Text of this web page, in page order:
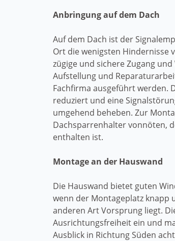
Anbringung auf dem Dach
Auf dem Dach ist der
Ort die wenigsten Hindernisse
zügige und sichere Zugang
Aufstellung und
Fachfirma ausgeführt werden.
reduziert und eine
umgehend beheben. Zur
Dachsparrenhalter vonnöten,
enthalten ist.
Montage an der Hauswand
Die Hauswand bietet guten
wenn der Montageplatz knapp
anderen Art Vorsprung liegt.
Ausrichtungsfreiheit ein und
Ausblick in Richtung Süden